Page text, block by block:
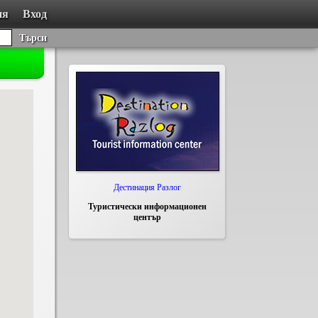
Вход
Търси
Дестинация Разлог
Туристически информационен
център